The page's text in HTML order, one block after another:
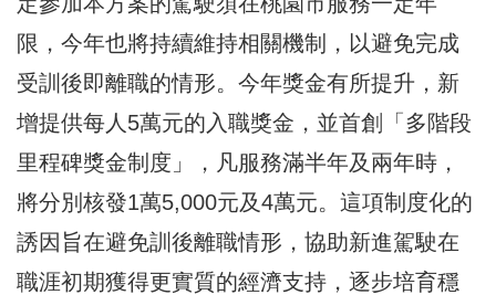
限，今年也將持續維持相關機制，以避免完成
受訓後即離職的情形。今年獎金有所提升，新
增提供每人5萬元的入職獎金，並首創「多階段
里程碑獎金制度」，凡服務滿半年及兩年時，
將分別核發1萬5,000元及4萬元。這項制度化的
誘因旨在避免訓後離職情形，協助新進駕駛在
職涯初期獲得更實質的經濟支持，逐步培育穩